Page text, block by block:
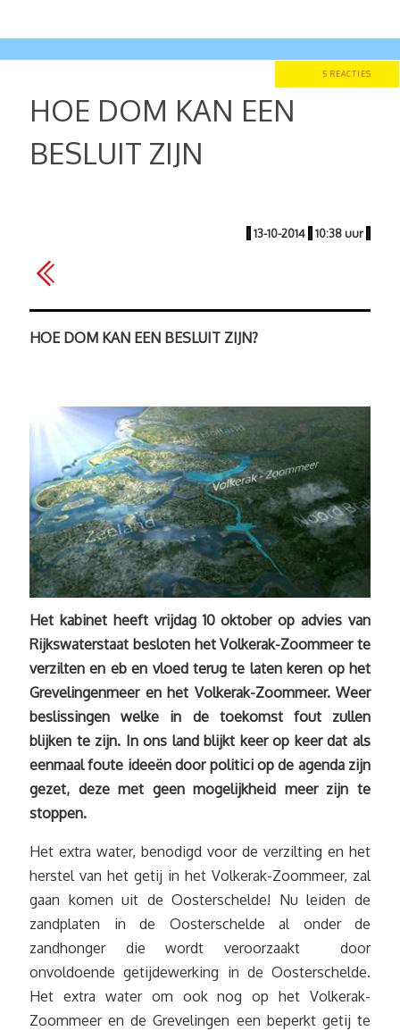
5 REACTIES
HOE DOM KAN EEN
BESLUIT ZIJN
| 13-10-2014 | 10:38 uur |
HOE DOM KAN EEN BESLUIT ZIJN?
Het kabinet heeft vrijdag 10 oktober op advies van
Rijkswaterstaat besloten het Volkerak-Zoommeer te
verzilten en eb en vloed terug te laten keren op het
Grevelingenmeer en het Volkerak-Zoommeer. Weer
beslissingen welke in de toekomst fout zullen
blijken te zijn. In ons land blijkt keer op keer dat als
eenmaal foute ideeën door politici op de agenda zijn
gezet, deze met geen mogelijkheid meer zijn te
stoppen.
Het extra water, benodigd voor de verzilting en het
herstel van het getij in het Volkerak-Zoommeer, zal
gaan komen uit de Oosterschelde! Nu leiden de
zandplaten in de Oosterschelde al onder de
zandhonger die wordt veroorzaakt door
onvoldoende getijdewerking in de Oosterschelde.
Het extra water om ook nog op het Volkerak-
Zoommeer en de Grevelingen een beperkt getij te